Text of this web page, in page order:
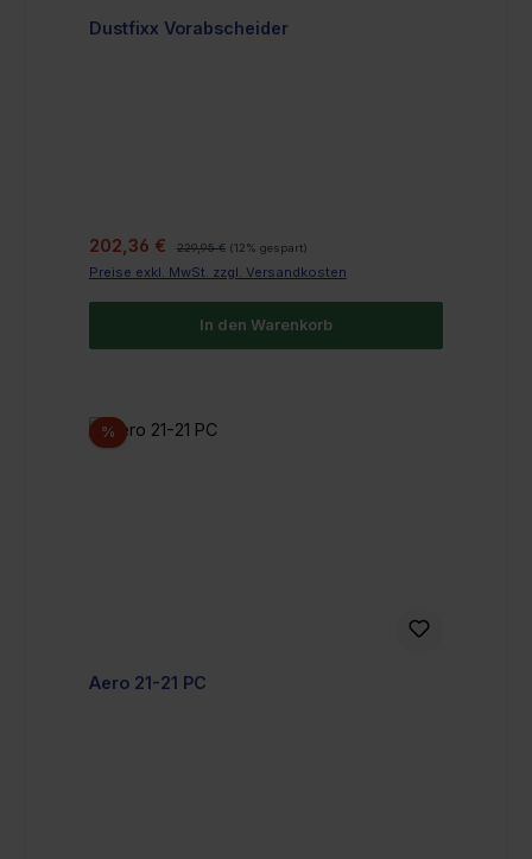
Dustfixx Vorabscheider
Verkaufspreis:
202,36 € 229,95 € (12% gespart)
Preise exkl. MwSt. zzgl. Versandkosten
In den Warenkorb
%Rabatt
Aero 21-21 PC